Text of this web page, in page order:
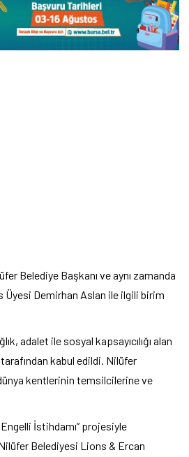
Belediye Başkanı ve aynı zamanda
Üyesi Demirhan Aslan ile ilgili birim
adalet ile sosyal kapsayıcılığı alan
kabul edildi. Nilüfer
kentlerinin temsilcilerine ve
İstihdamı” projesiyle
Belediyesi Lions & Ercan